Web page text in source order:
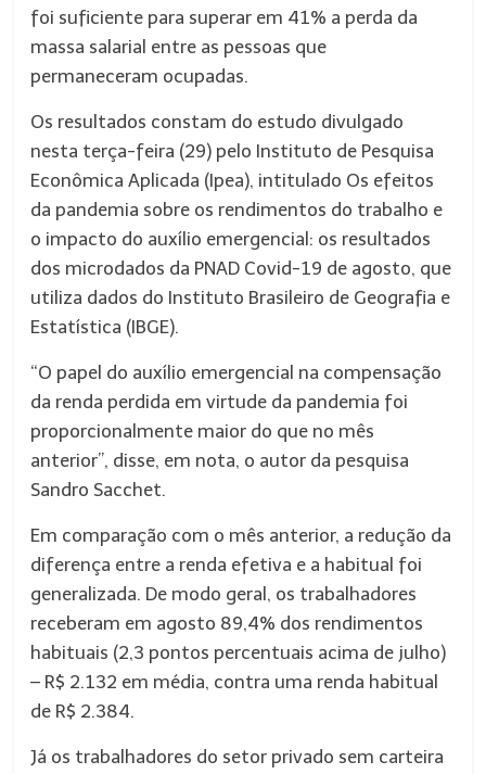
foi suficiente para superar em 41% a perda da
massa salarial entre as pessoas que
permaneceram ocupadas.
Os resultados constam do estudo divulgado
nesta terça-feira (29) pelo Instituto de Pesquisa
Econômica Aplicada (Ipea), intitulado Os efeitos
da pandemia sobre os rendimentos do trabalho e
o impacto do auxílio emergencial: os resultados
dos microdados da PNAD Covid-19 de agosto, que
utiliza dados do Instituto Brasileiro de Geografia e
Estatística (IBGE).
“O papel do auxílio emergencial na compensação
da renda perdida em virtude da pandemia foi
proporcionalmente maior do que no mês
anterior”, disse, em nota, o autor da pesquisa
Sandro Sacchet.
Em comparação com o mês anterior, a redução da
diferença entre a renda efetiva e a habitual foi
generalizada. De modo geral, os trabalhadores
receberam em agosto 89,4% dos rendimentos
habituais (2,3 pontos percentuais acima de julho)
– R$ 2.132 em média, contra uma renda habitual
de R$ 2.384.
Já os trabalhadores do setor privado sem carteira